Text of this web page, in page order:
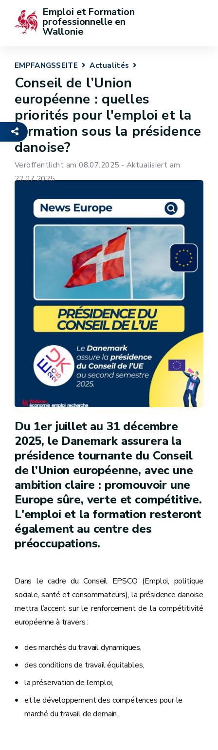
Emploi et Formation
professionnelle en
Wallonie
EMPFANGSSEITE Actualités
Conseil de l’Union
européenne : quelles
priorités pour l'emploi et la
formation sous la présidence
danoise?
Veröffentlicht am 08.07.2025 - Aktualisiert am
22.07.2025
Du 1er juillet au 31 décembre
2025, le Danemark assurera la
présidence tournante du Conseil
de l’Union européenne, avec une
ambition claire : promouvoir une
Europe sûre, verte et compétitive.
L'emploi et la formation resteront
également au centre des
préoccupations.
Dans le cadre du Conseil EPSCO (Emploi, politique
sociale, santé et consommateurs), la présidence danoise
mettra l’accent sur le renforcement de la compétitivité
européenne à travers :
des marchés du travail dynamiques,
des conditions de travail équitables,
la préservation de l’emploi,
et le développement des compétences pour le
marché du travail de demain.